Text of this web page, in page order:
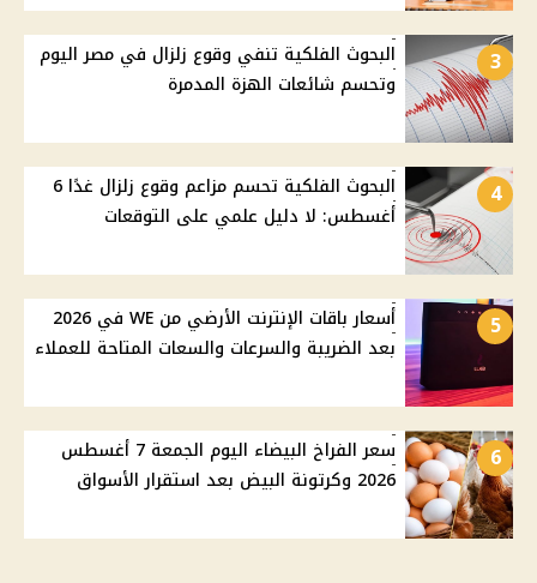
3
البحوث الفلكية تنفي وقوع زلزال في مصر اليوم
وتحسم شائعات الهزة المدمرة
4
البحوث الفلكية تحسم مزاعم وقوع زلزال غدًا 6
أغسطس: لا دليل علمي على التوقعات
5
أسعار باقات الإنترنت الأرضي من WE في 2026
بعد الضريبة والسرعات والسعات المتاحة للعملاء
6
سعر الفراخ البيضاء اليوم الجمعة 7 أغسطس
2026 وكرتونة البيض بعد استقرار الأسواق